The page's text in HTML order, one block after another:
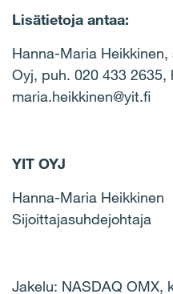
Lisätietoja antaa:
Hanna-Maria
Oyj, puh. 020 433 2635,
maria.heikkinen@yit.fi
YIT OYJ
Hanna-Maria Heikkinen
Sijoittajasuhdejohtaja
Jakelu: NASDAQ OMX,